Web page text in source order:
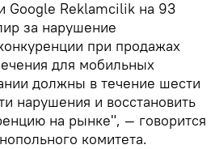
Google Reklamcilik на 93
за нарушение
при продажах
для мобильных
должны в течение шести
нарушения и восстановить
на рынке", — говорится
комитета.